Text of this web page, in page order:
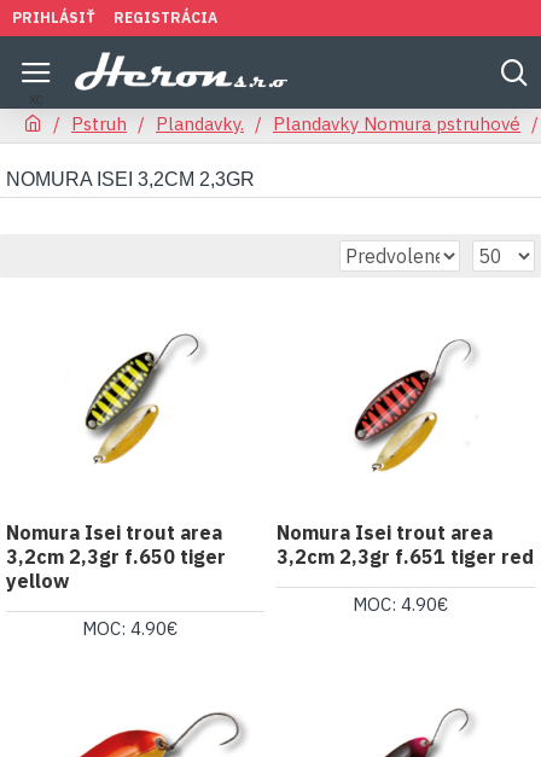
PRIHLÁSIŤ REGISTRÁCIA
Pstruh Plandavky. Plandavky Nomura pstruhové
NOMURA ISEI 3,2CM 2,3GR
Nomura Isei trout area
3,2cm 2,3gr f.650 tiger
yellow
MOC: 4.90€
Nomura Isei trout area
3,2cm 2,3gr f.651 tiger red
MOC: 4.90€